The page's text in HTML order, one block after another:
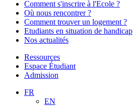
Comment s'inscrire à l'Ecole ?
Où nous rencontrer ?
Comment trouver un logement ?
Etudiants en situation de handicap
Nos actualités
Ressources
Espace Étudiant
Admission
FR
EN